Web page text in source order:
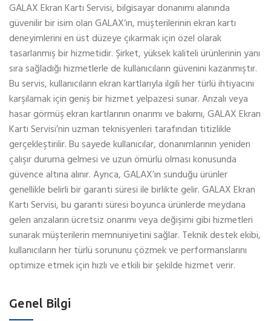
GALAX Ekran Kartı Servisi, bilgisayar donanımı alanında
güvenilir bir isim olan GALAX’ın, müşterilerinin ekran kartı
deneyimlerini en üst düzeye çıkarmak için özel olarak
tasarlanmış bir hizmetidir. Şirket, yüksek kaliteli ürünlerinin yanı
sıra sağladığı hizmetlerle de kullanıcıların güvenini kazanmıştır.
Bu servis, kullanıcıların ekran kartlarıyla ilgili her türlü ihtiyacını
karşılamak için geniş bir hizmet yelpazesi sunar. Arızalı veya
hasar görmüş ekran kartlarının onarımı ve bakımı, GALAX Ekran
Kartı Servisi’nin uzman teknisyenleri tarafından titizlikle
gerçekleştirilir. Bu sayede kullanıcılar, donanımlarının yeniden
çalışır duruma gelmesi ve uzun ömürlü olması konusunda
güvence altına alınır. Ayrıca, GALAX’ın sunduğu ürünler
genellikle belirli bir garanti süresi ile birlikte gelir. GALAX Ekran
Kartı Servisi, bu garanti süresi boyunca ürünlerde meydana
gelen arızaların ücretsiz onarımı veya değişimi gibi hizmetleri
sunarak müşterilerin memnuniyetini sağlar. Teknik destek ekibi,
kullanıcıların her türlü sorununu çözmek ve performanslarını
optimize etmek için hızlı ve etkili bir şekilde hizmet verir.
Genel Bilgi